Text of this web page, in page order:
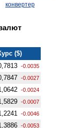
конвертер
($)
-0.0035
-0.0027
-0.0024
-0.0007
-0.0046
-0.0053